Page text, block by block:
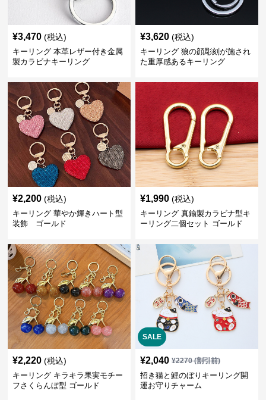
¥3,470 (税込)
キーリング 本革レザー付き金属
製カラビナキーリング
¥3,620 (税込)
キーリング 狼の顔彫刻が施され
た重厚感あるキーリング
¥2,200 (税込)
キーリング 華やか輝きハート型
装飾 ゴールド
¥1,990 (税込)
キーリング 真鍮製カラビナ型キ
ーリング二個セット ゴールド
¥2,220 (税込)
キーリング キラキラ果実モチー
フさくらんぼ型 ゴールド
SALE
¥2,040 ¥2270(割引前)
招き猫と鯉のぼりキーリング開
運お守りチャーム